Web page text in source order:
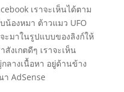
เราจะเห็นได้ตาม
น้องหมา ต้าวแมว UFO
ะมาในรูปแบบของลิงก์ให้
สังเกตดีๆ เราจะเห็น
ลางเนื้อหา อยู่ด้านข้าง
AdSense